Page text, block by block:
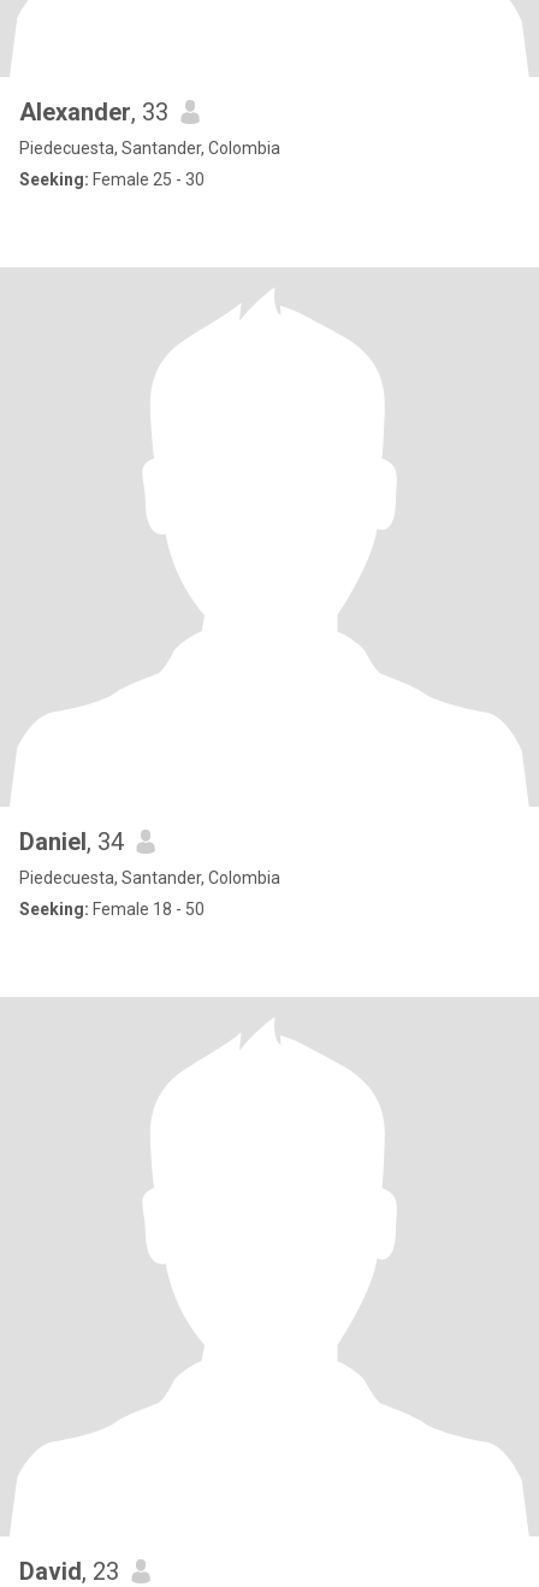
Alexander, 33
Piedecuesta, Santander, Colombia
Seeking: Female 25 - 30
Daniel, 34
Piedecuesta, Santander, Colombia
Seeking: Female 18 - 50
David, 23